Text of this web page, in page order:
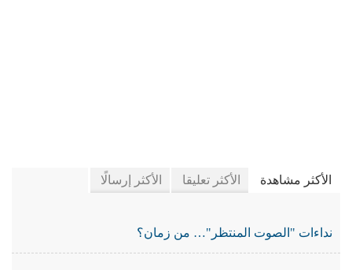
الأكثر مشاهدة الأكثر تعليقا الأكثر إرسالًا
نداءات "الصوت المنتظر"… من زمان؟